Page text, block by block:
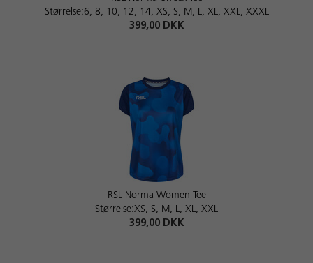
Størrelse:6, 8, 10, 12, 14, XS, S, M, L, XL, XXL, XXXL
399,00 DKK
RSL Norma Women Tee
Størrelse:XS, S, M, L, XL, XXL
399,00 DKK